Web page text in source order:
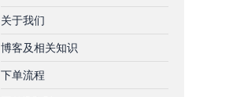
关于我们
博客及相关知识
下单流程